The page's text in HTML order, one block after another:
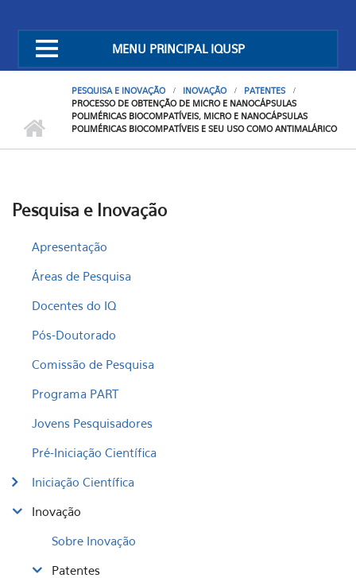
MENU PRINCIPAL IQUSP
PESQUISA E INOVAÇÃO INOVAÇÃO
PATENTES
PROCESSO DE OBTENÇÃO DE MICRO E NANOCÁPSULAS
POLIMÉRICAS BIOCOMPATÍVEIS, MICRO E NANOCÁPSULAS
POLIMÉRICAS BIOCOMPATÍVEIS E SEU USO COMO ANTIMALÁRICO
Pesquisa e Inovação
Apresentação
Áreas de Pesquisa
Docentes do IQ
Pós-Doutorado
Comissão de Pesquisa
Programa PART
Jovens Pesquisadores
Pré-Iniciação Científica
Iniciação Científica
Inovação
Sobre Inovação
Patentes